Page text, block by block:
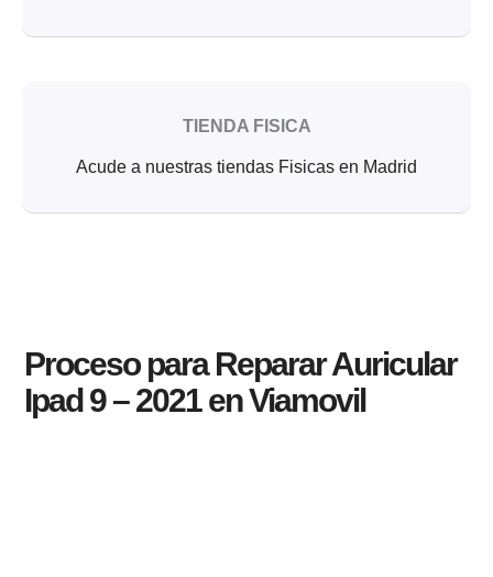
TIENDA FISICA
Acude a nuestras tiendas Fisicas en Madrid
Proceso para Reparar Auricular
Ipad 9 – 2021 en Viamovil